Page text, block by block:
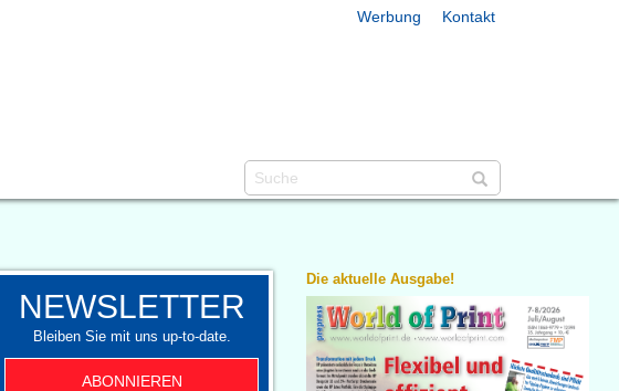
Werbung Kontakt
NEWSLETTER
Bleiben Sie mit uns up-to-date.
ABONNIEREN
Die aktuelle Ausgabe!